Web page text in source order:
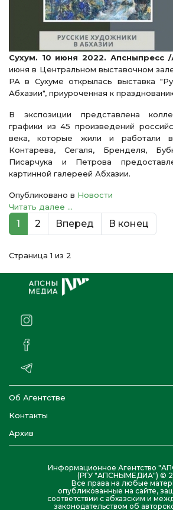
Сухум. 10 июня 2022. Апсныпресс
июня в Центральном выставочном
РА в Сухуме открылась выставка
Абхазии", приуроченная к
В экспозиции представлена
графики из 45 произведений
века, которые жили и работали
Контарева, Сегаля, Бренделя,
Писарчука и Петрова
картинной галереей Абхазии.
Опубликовано в Новости
Читать далее ...
1 2 Вперед В конец
Страница 1 из 2
Об Агентстве
Контакты
Архив
Информационное Агентство
(РГУ "АПСНЫМЕДИА") ©
Все права на любые
опубликованные на сайте,
соответствии с абхазским и
законодательством об